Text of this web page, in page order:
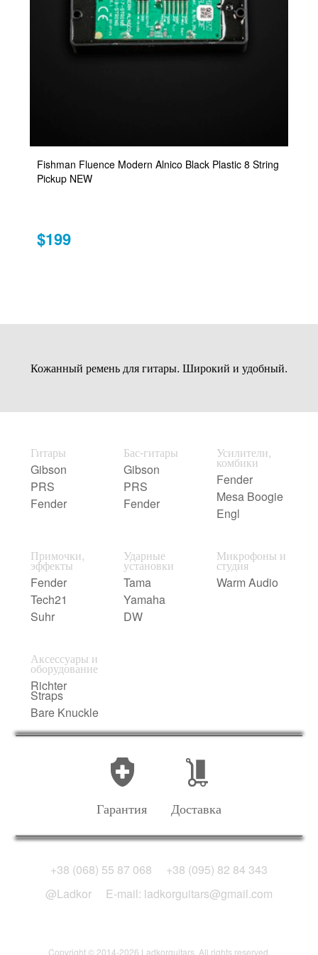
Fishman Fluence Modern Alnico Black Plastic 8 String
Pickup NEW
$199
Кожанный ремень для гитары. Широкий и удобный.
Гитары
Gibson
PRS
Fender
Бас-гитары
Gibson
PRS
Fender
Усилители,
комбики
Fender
Mesa Boogie
Engl
Примочки,
эффекты
Fender
Tech21
Suhr
Ударные
установки
Tama
Yamaha
DW
Микрофоны и
студия
Warm Audio
Аксессуары и
оборудование
Richter
Straps
Bare Knuckle
Гарантия Доставка
+38 (068) 55 87 068
+38 (095) 82 84 343
@Ladkor
E-mail: ladkorguitars@gmail.com
Copyright © 2014-2026 Ladkorguitars. All rights reserved.